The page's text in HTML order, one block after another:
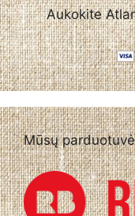
Aukokite
Mūsų parduotuvė